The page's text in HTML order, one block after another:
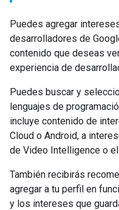
Puedes agregar
desarrolladores de
contenido que deseas
experiencia de
Puedes buscar y
lenguajes de
incluye contenido de
Cloud o Android, a
de Video Intelligence o
También recibirás
agregar a tu perfil en
y los intereses que